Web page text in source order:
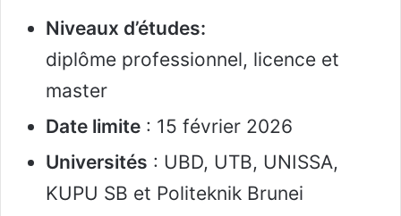
Niveaux d’études:
diplôme professionnel, licence et
master
Date limite : 15 février 2026
Universités : UBD, UTB, UNISSA,
KUPU SB et Politeknik Brunei